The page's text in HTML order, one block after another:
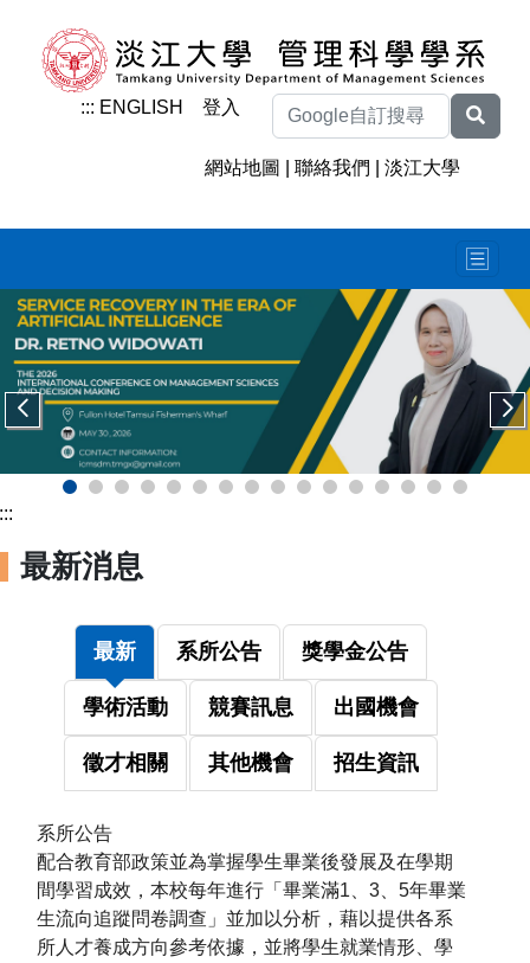
::: ENGLISH 登入
網站地圖 |聯絡我們 |淡江大學
最新消息
最新 系所公告 獎學金公告
學術活動 競賽訊息 出國機會
徵才相關 其他機會 招生資訊
系所公告
配合教育部政策並為掌握學生畢業後發展及在學期
間學習成效，本校每年進行「畢業滿1、3、5年畢業
生流向追蹤問卷調查」並加以分析，藉以提供各系
所人才養成方向參考依據，並將學生就業情形、學